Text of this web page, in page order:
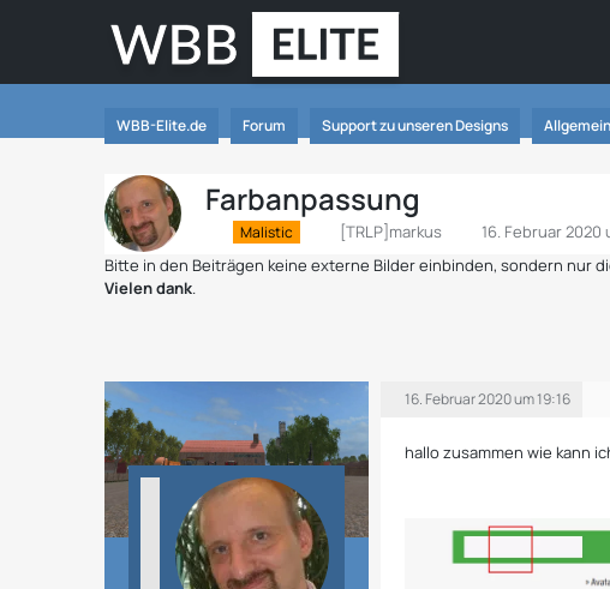
WBB-Elite.de Forum Support zu unseren Designs
Farbanpassung
Malistic [TRLP]markus
16. Februar 2020
Bitte in den Beiträgen keine externe Bilder einbinden, sondern nur
Vielen dank.
16. Februar 2020 um 19:16
hallo zusammen wie kann